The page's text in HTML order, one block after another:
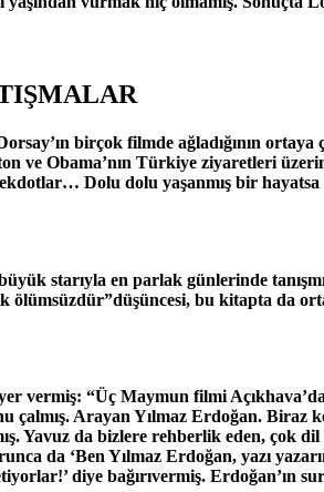
birçok filmde ağladığının ortaya
Obama’nın Türkiye ziyaretleri
Dolu dolu yaşanmış bir
starıyla en parlak günlerinde
bu kitapta da
vermiş: “Üç Maymun filmi
çalmış. Arayan Yılmaz Erdoğan.
Yavuz da bizlere rehberlik eden, çok
da ‘Ben Yılmaz Erdoğan, yazı
diye bağırıvermiş. Erdoğan’ın